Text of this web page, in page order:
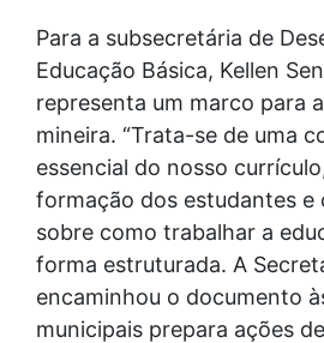
Para a subsecretária de
Educação Básica, Kellen
representa um marco para
mineira. “Trata-se de uma
essencial do nosso
formação dos estudantes e
sobre como trabalhar a
forma estruturada. A
encaminhou o documento
municipais prepara ações